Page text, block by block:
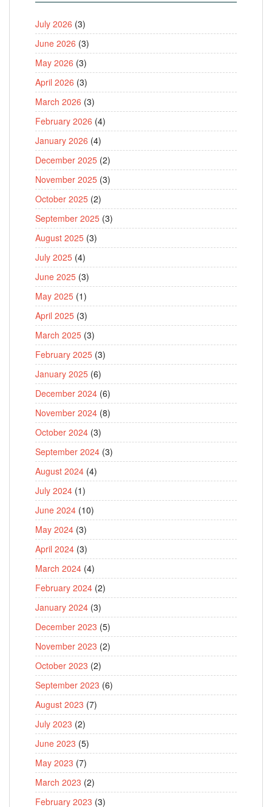
July 2026 (3)
June 2026 (3)
May 2026 (3)
April 2026 (3)
March 2026 (3)
February 2026 (4)
January 2026 (4)
December 2025 (2)
November 2025 (3)
October 2025 (2)
September 2025 (3)
August 2025 (3)
July 2025 (4)
June 2025 (3)
May 2025 (1)
April 2025 (3)
March 2025 (3)
February 2025 (3)
January 2025 (6)
December 2024 (6)
November 2024 (8)
October 2024 (3)
September 2024 (3)
August 2024 (4)
July 2024 (1)
June 2024 (10)
May 2024 (3)
April 2024 (3)
March 2024 (4)
February 2024 (2)
January 2024 (3)
December 2023 (5)
November 2023 (2)
October 2023 (2)
September 2023 (6)
August 2023 (7)
July 2023 (2)
June 2023 (5)
May 2023 (7)
March 2023 (2)
February 2023 (3)